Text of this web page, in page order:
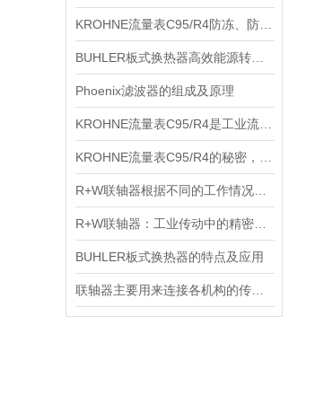
Phoenix滤波器的组成及原理
BUHLER板式换热器的特点及应用